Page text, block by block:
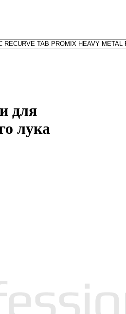
для
лука